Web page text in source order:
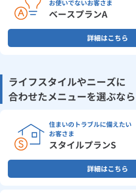
お使いでないお客さま
ベースプランA
詳細はこちら
ライフスタイルやニーズに
合わせたメニューを選ぶなら
住まいのトラブルに備えたい
お客さま
スタイルプランS
詳細はこちら